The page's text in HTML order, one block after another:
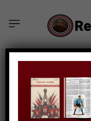
STATYSTYKI
STATYSTYKI
STATYSTYKI
Statystyki